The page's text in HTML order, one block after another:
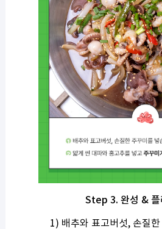
Step 3. 완성 & 플
1) 배추와 표고버섯, 손질